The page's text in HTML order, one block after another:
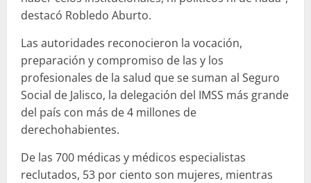
destacó Robledo Aburto.
Las autoridades reconocieron la vocación,
preparación y compromiso de las y los
profesionales de la salud que se suman al Seguro
Social de Jalisco, la delegación del IMSS más grande
del país con más de 4 millones de
derechohabientes.
De las 700 médicas y médicos especialistas
reclutados, 53 por ciento son mujeres, mientras